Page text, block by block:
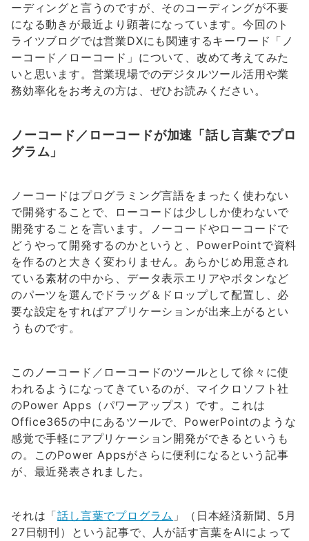
ーディングと言うのですが、そのコーディングが不要
になる動きが最近より顕著になっています。今回のト
ライツブログでは営業DXにも関連するキーワード「ノ
ーコード／ローコード」について、改めて考えてみた
いと思います。営業現場でのデジタルツール活用や業
務効率化をお考えの方は、ぜひお読みください。
ノーコード／ローコードが加速「話し言葉でプロ
グラム」
ノーコードはプログラミング言語をまったく使わない
で開発することで、ローコードは少ししか使わないで
開発することを言います。ノーコードやローコードで
どうやって開発するのかというと、PowerPointで資料
を作るのと大きく変わりません。あらかじめ用意され
ている素材の中から、データ表示エリアやボタンなど
のパーツを選んでドラッグ＆ドロップして配置し、必
要な設定をすればアプリケーションが出来上がるとい
うものです。
このノーコード／ローコードのツールとして徐々に使
われるようになってきているのが、マイクロソフト社
のPower Apps（パワーアップス）です。これは
Office365の中にあるツールで、PowerPointのような
感覚で手軽にアプリケーション開発ができるというも
の。このPower Appsがさらに便利になるという記事
が、最近発表されました。
それは「話し言葉でプログラム 」（日本経済新聞、5月
27日朝刊）という記事で、人が話す言葉をAIによって